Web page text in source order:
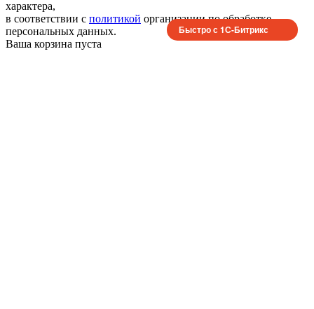
характера,
в соответствии с политикой организации по обработке
персональных данных.
Ваша корзина пуста
Быстро с 1С-Битрикс